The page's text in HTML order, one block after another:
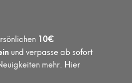
10€
und verpasse ab sofort
mehr. Hier